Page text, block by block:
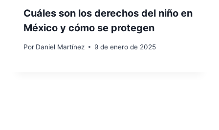
Cuáles son los derechos del niño en
México y cómo se protegen
Por Daniel Martínez 9 de enero de 2025